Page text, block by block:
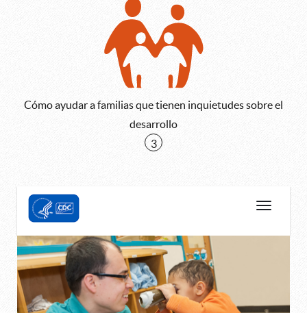
Cómo ayudar a familias que tienen inquietudes sobre el
desarrollo
3
primer
objetivo
Alternar